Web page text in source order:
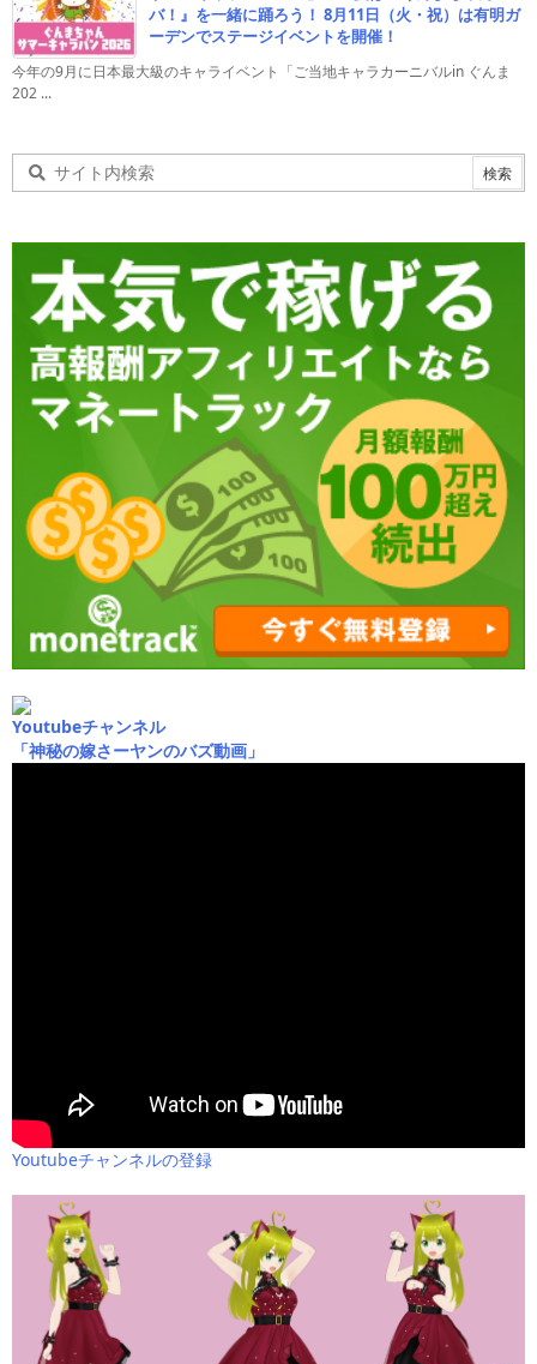
バ！』を一緒に踊ろう！ 8月11日（火・祝）は有明ガ
ーデンでステージイベントを開催！
今年の9月に日本最大級のキャライベント「ご当地キャラカーニバルin ぐんま
202 ...
Youtubeチャンネル
「神秘の嫁さーヤンのバズ動画」
Youtubeチャンネルの登録